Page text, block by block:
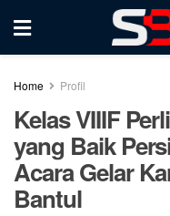
Home Profil
Kelas VIIIF
yang Baik
Acara Gelar
Bantul